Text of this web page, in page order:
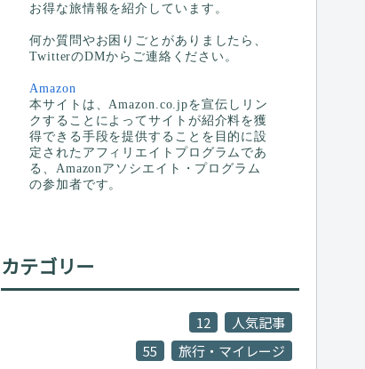
お得な旅情報を紹介しています。
何か質問やお困りごとがありましたら、
TwitterのDMからご連絡ください。
Amazon
本サイトは、Amazon.co.jpを宣伝しリン
クすることによってサイトが紹介料を獲
得できる手段を提供することを目的に設
定されたアフィリエイトプログラムであ
る、Amazonアソシエイト・プログラム
の参加者です。
カテゴリー
人気記事
12
旅行・マイレージ
55